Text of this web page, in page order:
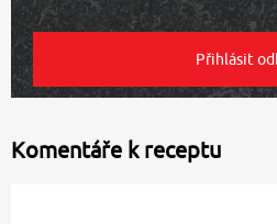
Komentáře k receptu